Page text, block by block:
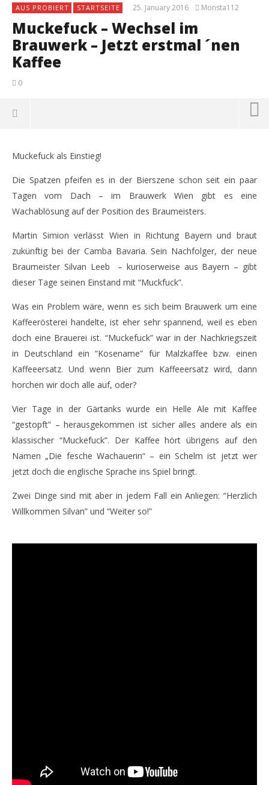
AUS PROBIERT STARTSEITE 25. January 2016 Monsta112
Muckefuck – Wechsel im
Brauwerk – Jetzt erstmal ´nen
Kaffee
0
NOW VIEWING
Muckefuck – Wechsel im Brauwerk – Jetzt erstmal
25.
January
Monsta112
Muckefuck als Einstieg!
Die Spatzen pfeifen es in der Bierszene schon seit ein paar
Tagen vom Dach – im Brauwerk Wien gibt es eine
Wachablösung auf der Position des Braumeisters.
Martin Simion verlässt Wien in Richtung Bayern und braut
zukünftig bei der Camba Bavaria. Sein Nachfolger, der neue
Braumeister Silvan Leeb – kurioserweise aus Bayern – gibt
dieser Tage seinen Einstand mit “Muckfuck”.
Was ein Problem wäre, wenn es sich beim Brauwerk um eine
Kaffeerösterei handelte, ist eher sehr spannend, weil es eben
doch eine Brauerei ist. “Muckefuck” war in der Nachkriegszeit
in Deutschland ein “Kosename” für Malzkaffee bzw. einen
Kaffeeersatz. Und wenn Bier zum Kaffeeersatz wird, dann
horchen wir doch alle auf, oder?
Vier Tage in der Gärtanks wurde ein Helle Ale mit Kaffee
“gestopft” – herausgekommen ist sicher alles andere als ein
klassischer “Muckefuck”. Der Kaffee hört übrigens auf den
Namen „Die fesche Wachauerin“ – ein Schelm ist jetzt wer
jetzt doch die englische Sprache ins Spiel bringt.
Zwei Dinge sind mit aber in jedem Fall ein Anliegen: “Herzlich
Willkommen Silvan” und “Weiter so!”